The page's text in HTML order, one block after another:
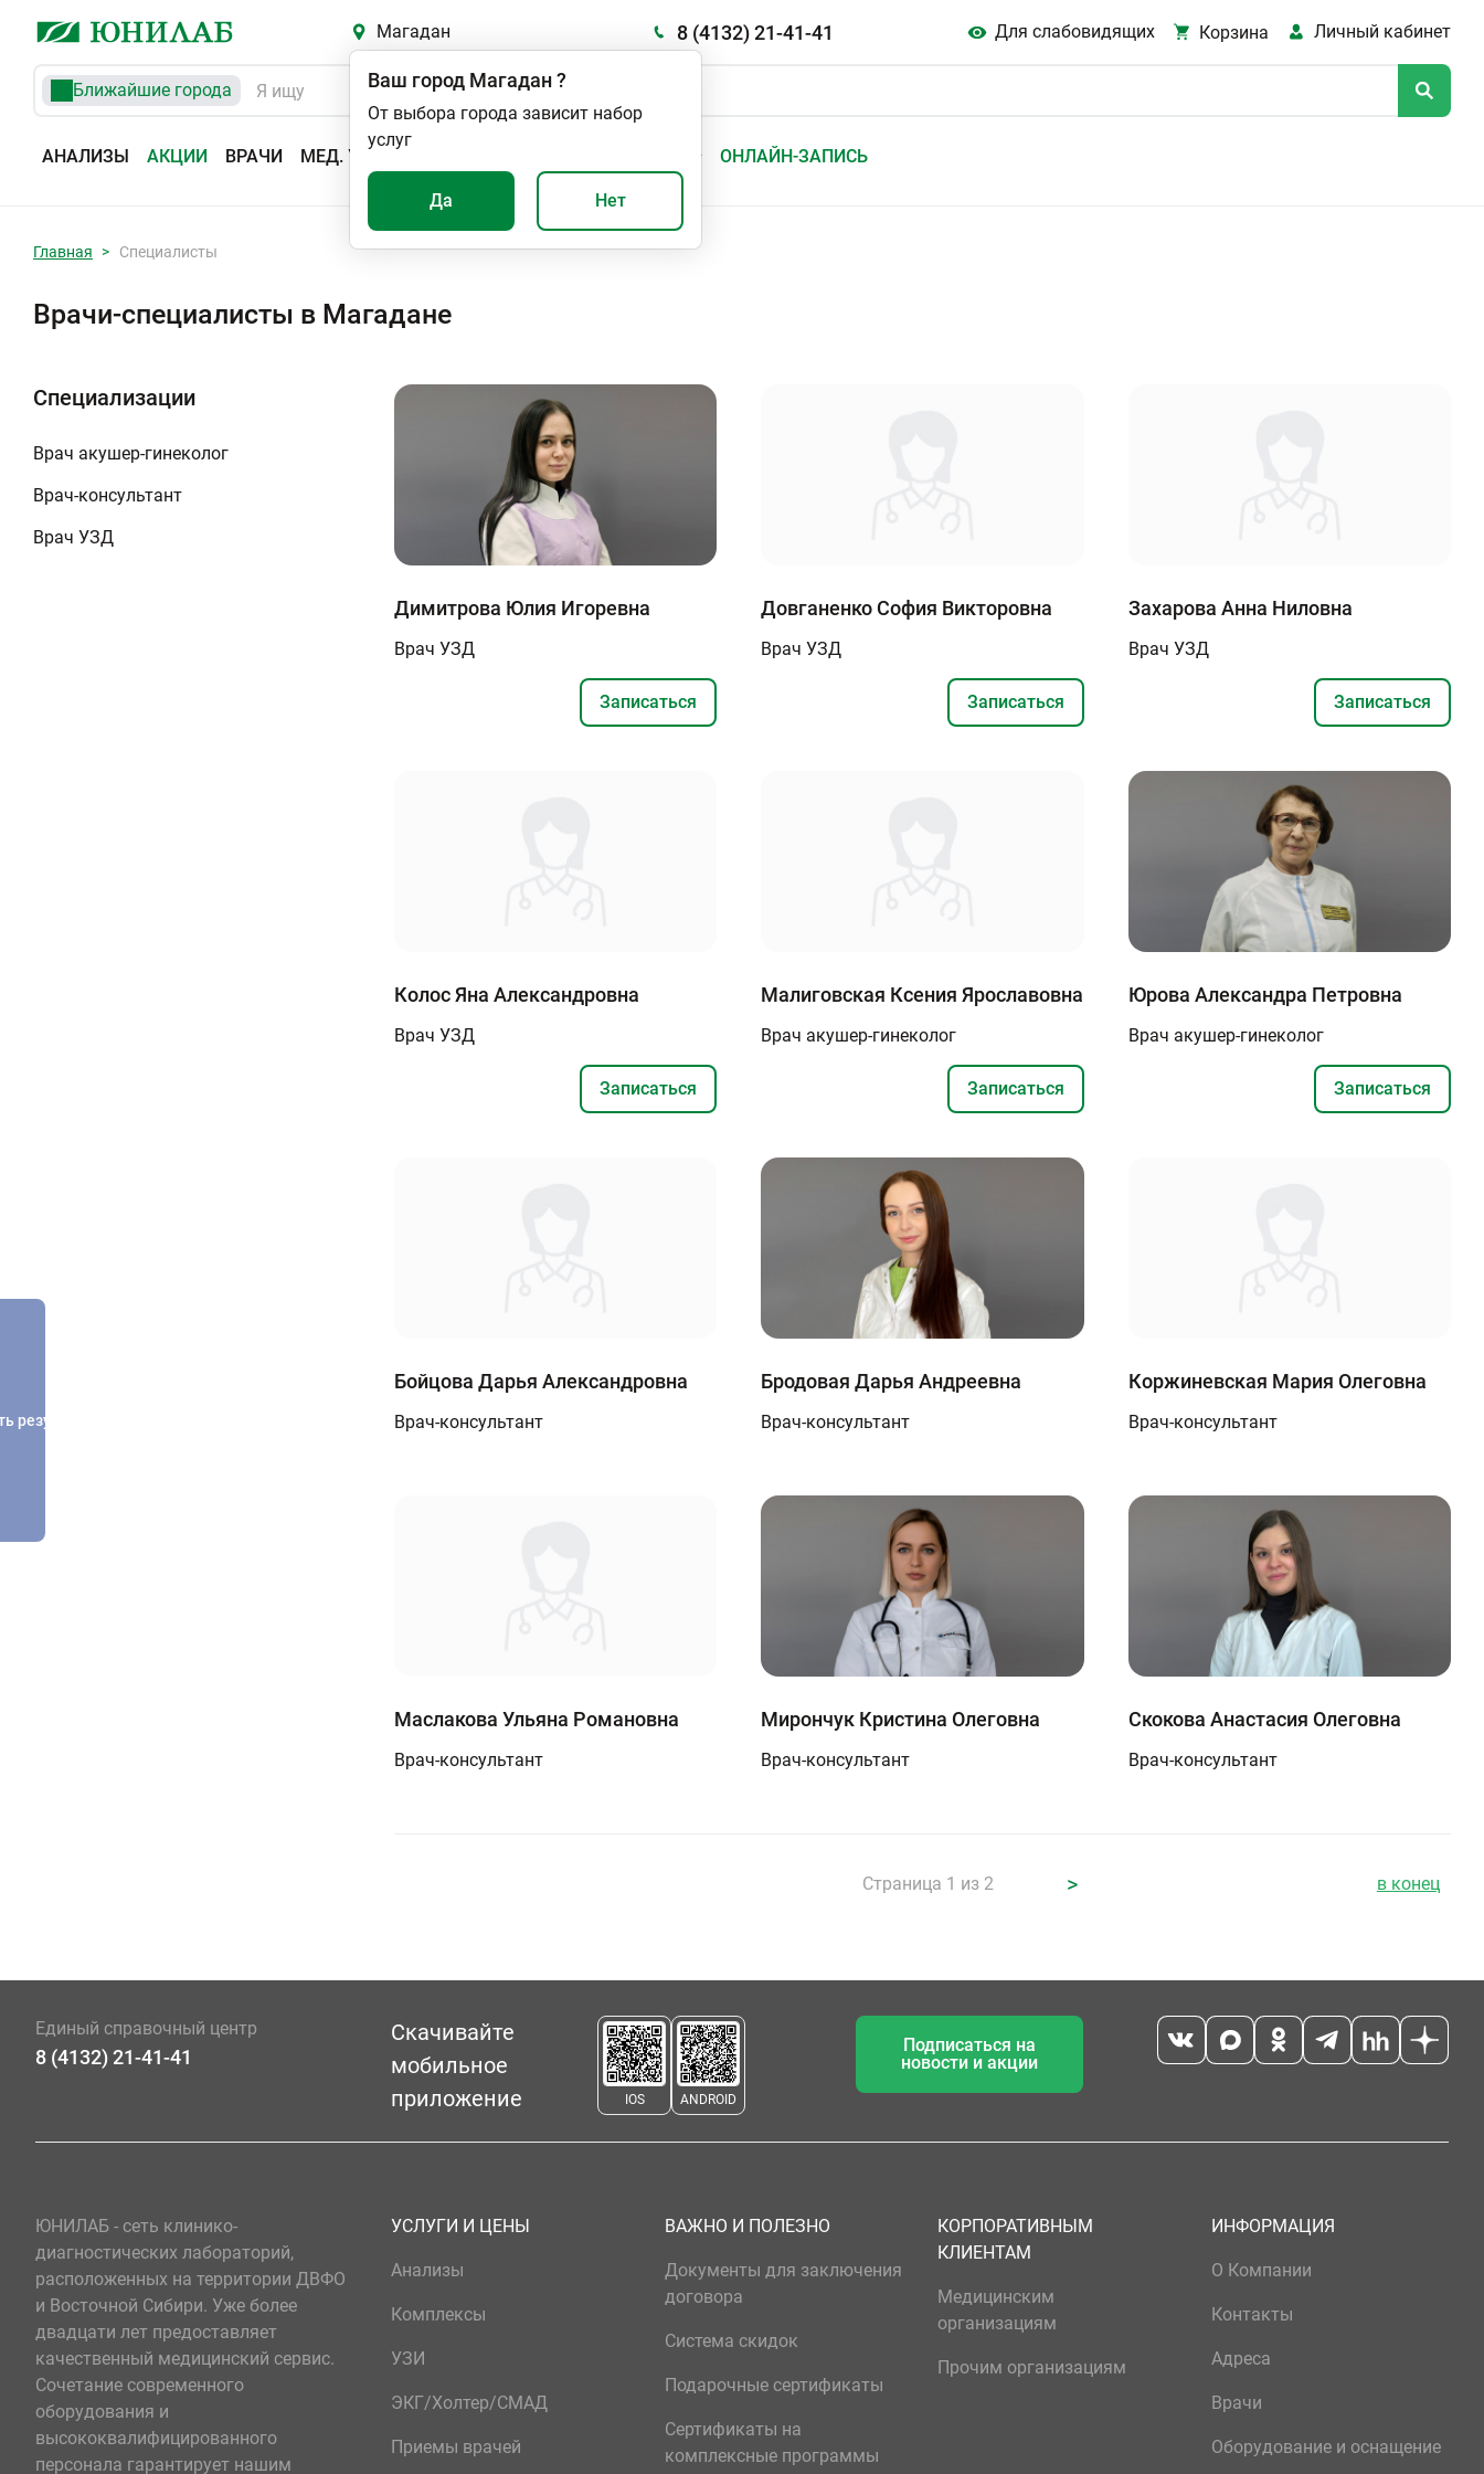
Магадан 8 (4132) 21-41-41 Для слабовидящих Корзина Личный кабинет
Ближайшие города
АНАЛИЗЫ АКЦИИ ВРАЧИ МЕД. УСЛУГИ ОНЛАЙН-ЗАПИСЬ
Ваш город Магадан?
От выбора города зависит набор
услуг
Да Нет
Главная Специалисты
Врачи-специалисты в Магадане
Специализации
Врач акушер-гинеколог
Врач-консультант
Врач УЗД
Димитрова Юлия Игоревна
Врач УЗД
Записаться
Довганенко София Викторовна
Врач УЗД
Записаться
Захарова Анна Ниловна
Врач УЗД
Записаться
Колос Яна Александровна
Врач УЗД
Записаться
Малиговская Ксения Ярославовна
Врач акушер-гинеколог
Записаться
Юрова Александра Петровна
Врач акушер-гинеколог
Записаться
Бойцова Дарья Александровна
Врач-консультант
Бродовая Дарья Андреевна
Врач-консультант
Коржиневская Мария Олеговна
Врач-консультант
Маслакова Ульяна Романовна
Врач-консультант
Мирончук Кристина Олеговна
Врач-консультант
Скокова Анастасия Олеговна
Врач-консультант
Страница 1 из 2 > в конец
результатов
Единый справочный центр
8 (4132) 21-41-41
Скачивайте
мобильное
приложение
IOS ANDROID
Подписаться на
новости и акции
ЮНИЛАБ - сеть клинико-
диагностических лабораторий,
расположенных на территории ДВФО
и Восточной Сибири. Уже более
двадцати лет предоставляет
качественный медицинский сервис.
Сочетание современного
оборудования и
высококвалифицированного
персонала гарантирует нашим
УСЛУГИ И ЦЕНЫ
Анализы
Комплексы
УЗИ
ЭКГ/Холтер/СМАД
Приемы врачей
ВАЖНО И ПОЛЕЗНО
Документы для заключения
договора
Система скидок
Подарочные сертификаты
Сертификаты на
комплексные программы
КОРПОРАТИВНЫМ
КЛИЕНТАМ
Медицинским
организациям
Прочим организациям
ИНФОРМАЦИЯ
О Компании
Контакты
Адреса
Врачи
Оборудование и оснащение